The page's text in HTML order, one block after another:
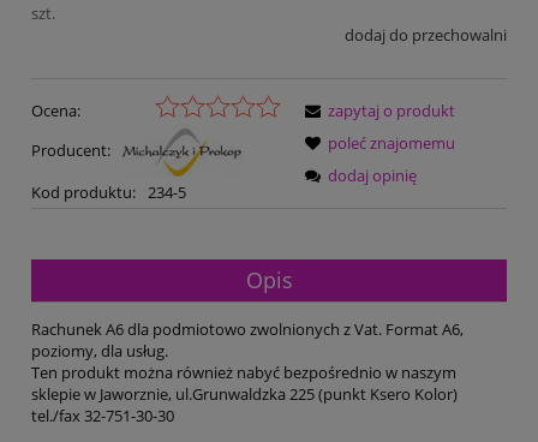
szt.
dodaj do przechowalni
Ocena:
Producent:
Kod produktu: 234-5
zapytaj o produkt
poleć znajomemu
dodaj opinię
Opis
Rachunek A6 dla podmiotowo zwolnionych z Vat. Format A6,
poziomy, dla usług.
Ten produkt można również nabyć bezpośrednio w naszym
sklepie w Jaworznie, ul.Grunwaldzka 225 (punkt Ksero Kolor)
tel./fax 32-751-30-30